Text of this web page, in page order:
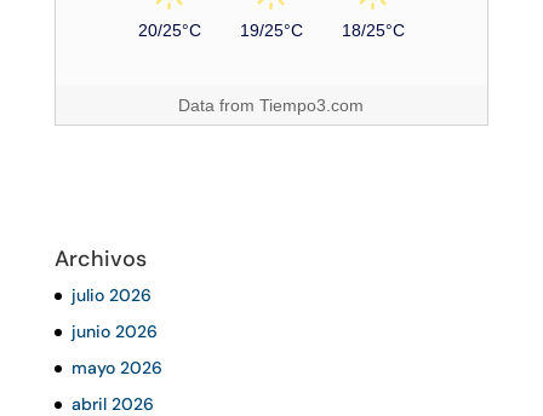
20/25°C 19/25°C 18/25°C
Data fromTiempo3.com
Archivos
julio 2026
junio 2026
mayo 2026
abril 2026